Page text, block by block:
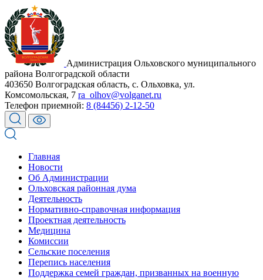
Администрация Ольховского муниципального
района Волгоградской области
403650 Волгоградская область, с. Ольховка, ул.
Комсомольская, 7 ra_olhov@volganet.ru
Телефон приемной: 8 (84456) 2-12-50
Главная
Новости
Об Администрации
Ольховская районная дума
Деятельность
Нормативно-справочная информация
Проектная деятельность
Медицина
Комиссии
Сельские поселения
Перепись населения
Поддержка семей граждан, призванных на военную